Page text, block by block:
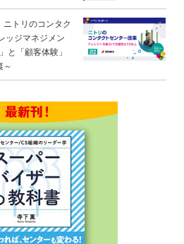
ニトリのコンタク
ッジマネジメン
と「顧客体験」
～